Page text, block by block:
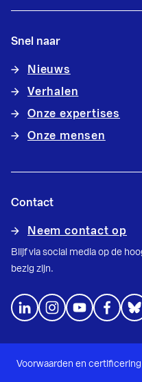
Snel naar
Nieuws
Verhalen
Onze expertises
Onze mensen
Contact
Neem contact op
Blijf via social media op de
bezig zijn.
Voorwaarden en certificering